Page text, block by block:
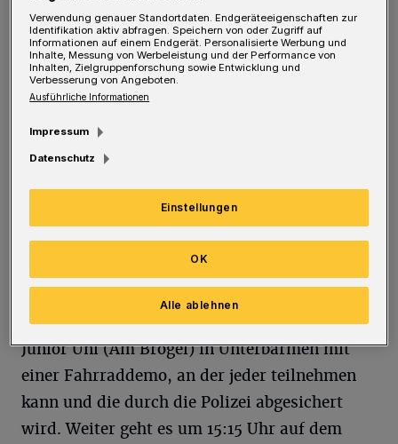
A m Sonntag (24. August 2025) kommt die
von „Changing Cities“ mit dem Motto
„Straßen fair teilen“ nach Wuppertal. Rund 30
Radlerinnen und Radler sind auf
Deutschlandtour, um ein Zeichen für
klimafreundliche, sichere und gerechte
Mobilität zu setzen.
Das Programm startet um 14:45 Uhr an der
Junior Uni (Am Brögel) in Unterbarmen mit
einer Fahrraddemo, an der jeder teilnehmen
kann und die durch die Polizei abgesichert
wird. Weiter geht es um 15:15 Uhr auf dem
Verwendung genauer Standortdaten. Endgeräteeigenschaften zur
Identifikation aktiv abfragen. Speichern von oder Zugriff auf
Informationen auf einem Endgerät. Personalisierte Werbung und
Inhalte, Messung von Werbeleistung und der Performance von
Inhalten, Zielgruppenforschung sowie Entwicklung und
Verbesserung von Angeboten.
Ausführliche Informationen
Impressum
Datenschutz
Einstellungen
Alle ablehnen
OK